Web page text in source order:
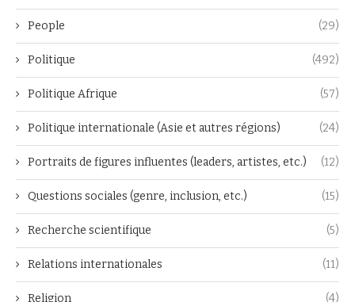
People (29)
Politique (492)
Politique Afrique (57)
Politique internationale (Asie et autres régions) (24)
Portraits de figures influentes (leaders, artistes, etc.) (12)
Questions sociales (genre, inclusion, etc.) (15)
Recherche scientifique (5)
Relations internationales (11)
Religion (4)